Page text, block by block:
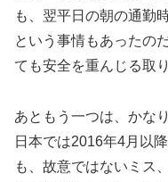
も、翌平日の朝の通勤
という事情もあったの
ても安全を重んじる取
あともう一つは、かな
日本では2016年4月以
も、故意ではないミス